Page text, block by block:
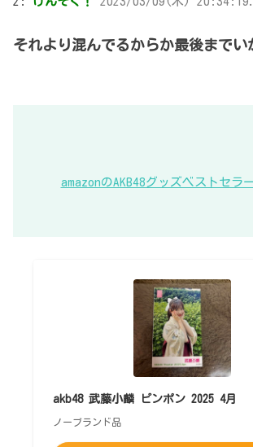
それより混んでるからか最後までい
amazonのAKB48グッズベストセラ
akb48 武藤小麟 ピンポン 2025 4月
ノーブランド品